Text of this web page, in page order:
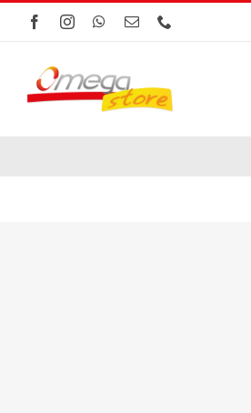
Saltar
contenido